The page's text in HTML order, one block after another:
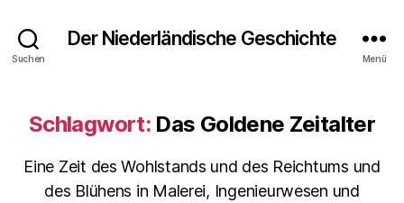
Suchen
Der Niederländische Geschichte
Menü
Schlagwort: Das Goldene Zeitalter
Eine Zeit des Wohlstands und des Reichtums und
des Blühens in Malerei, Ingenieurwesen und